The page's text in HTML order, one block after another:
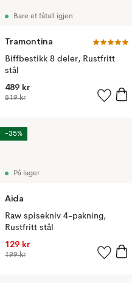
Bare et fåtall igjen
Tramontina
Biffbestikk 8 deler, Rustfritt
stål
489 kr
819 kr
På lager
Aida
Raw spisekniv 4-pakning,
Rustfritt stål
129 kr
199 kr
-35%